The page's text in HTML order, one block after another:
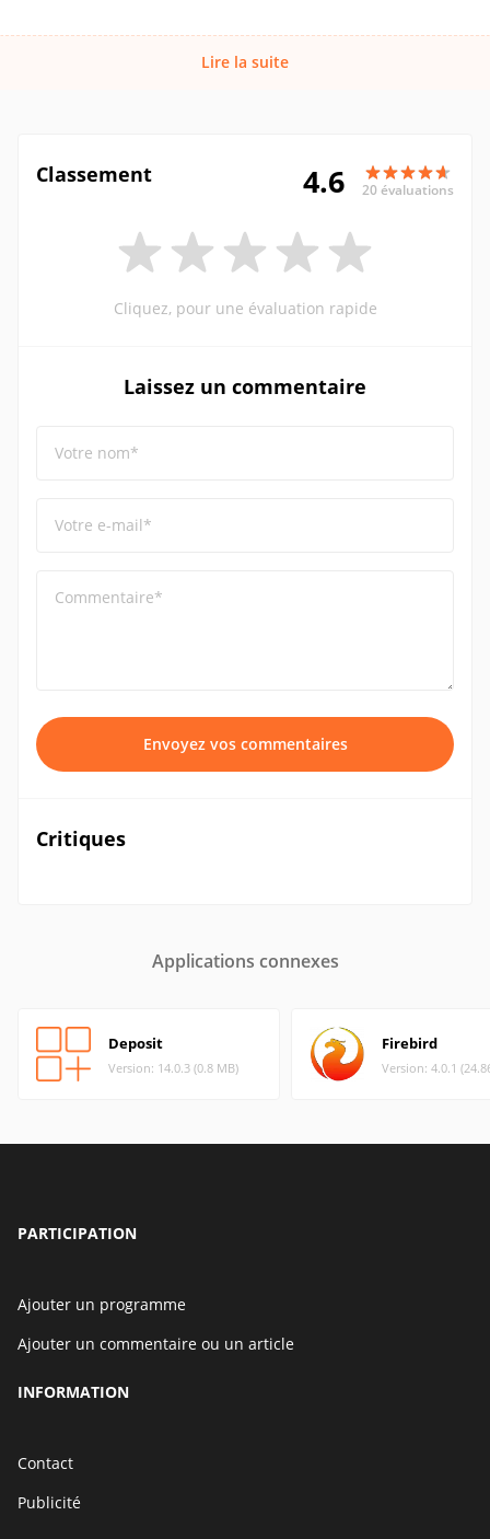
Lire la suite
Classement 4.6 20 évaluations
Cliquez, pour une évaluation rapide
Laissez un commentaire
Votre nom*
Votre e-mail*
Commentaire*
Envoyez vos commentaires
Critiques
Applications connexes
Deposit
Version: 14.0.3 (0.8 MB)
Firebird
Version: 4.0.1
PARTICIPATION
Ajouter un programme
Ajouter un commentaire ou un article
INFORMATION
Contact
Publicité